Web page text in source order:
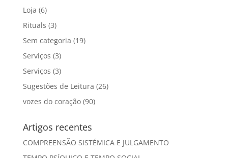
Loja (6)
Rituals (3)
Sem categoria (19)
Serviços (3)
Serviços (3)
Sugestões de Leitura (26)
vozes do coração(90)
Artigos recentes
COMPREENSÃO SISTÉMICA E JULGAMENTO